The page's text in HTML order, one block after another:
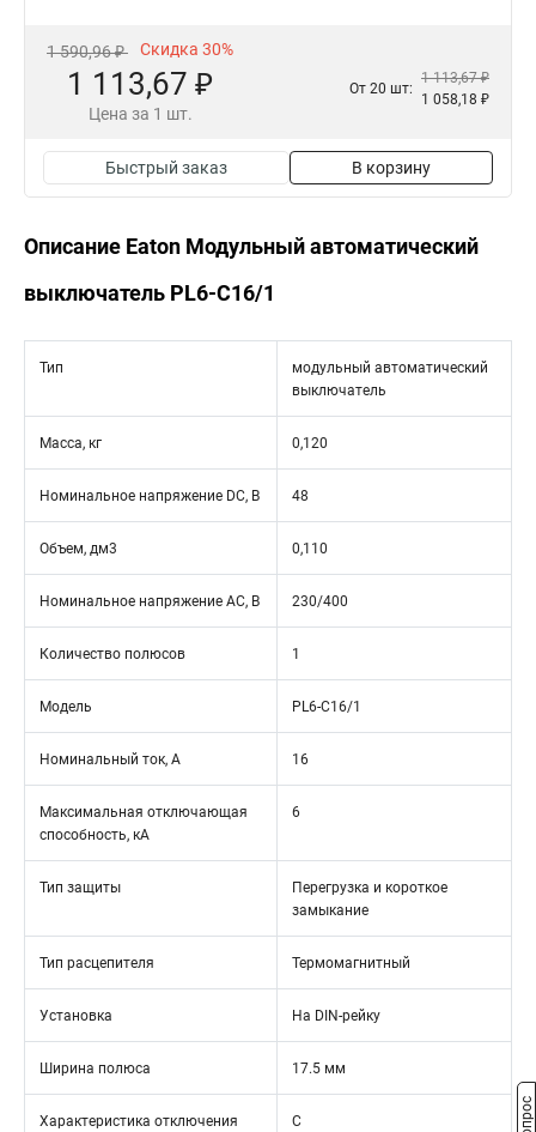
1 590,96 ₽ Скидка 30%
1 113,67 ₽
Цена за 1 шт.
От 20 шт:
1 113,67 ₽
1 058,18 ₽
Быстрый заказ В корзину
Описание Eaton Модульный автоматический
выключатель PL6-C16/1
Тип
модульный автоматический
выключатель
Масса, кг 0,120
Номинальное напряжение DC, В 48
Объем, дм3 0,110
Номинальное напряжение АС, В 230/400
Количество полюсов 1
Модель PL6-C16/1
Номинальный ток, А 16
Максимальная отключающая
способность, кА
6
Тип защиты
Перегрузка и короткое
замыкание
Тип расцепителя Термомагнитный
Установка На DIN-рейку
Ширина полюса 17.5 мм
Характеристика отключения C